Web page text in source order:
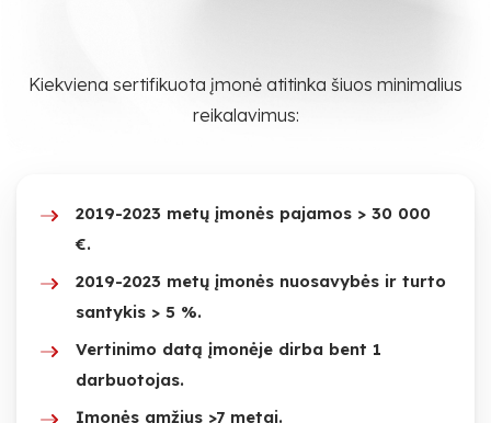
Kiekviena sertifikuota įmonė atitinka šiuos minimalius
reikalavimus:
2019-2023 metų įmonės pajamos > 30 000
€.
2019-2023 metų įmonės nuosavybės ir turto
santykis > 5 %.
Vertinimo datą įmonėje dirba bent 1
darbuotojas.
Įmonės amžius >7 metai.